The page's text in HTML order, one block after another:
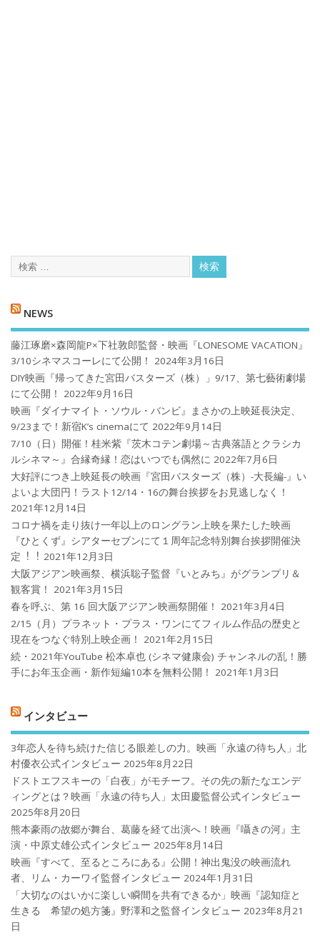
NEWS
藤江琢磨×森岡龍P×下社敦郎監督・映画『LONESOME VACATION』
3/10シネマスコーレにて公開！
2024年3月16日
DIY映画『帰ってきた宮田バスターズ（株）」9/17、第七藝術劇場
にて公開！
2022年9月16日
映画『ダイナマイト・ソウル・バンビ』まさかの上映延長決定、
9/23まで！新宿K’s cinemaにて 2022年9月14日
7/10（日）開催！桂米紫『茨木コテン劇場～古典落語とクラシカ
ルシネマ～』合縁奇縁！恋はいつでも偶然に 2022年7月6日
大好評につき上映延長の映画『宮田バスターズ（株）-大長編-』い
よいよ大団円！ラスト12/14・16の舞台挨拶をお見逃しなく！
2021年12月14日
コロナ禍を⾛り抜け⼀年以上のロングラン上映を果たした映画
『ひとくず』シアターセブンにて１周年記念特別舞台挨拶開催決
定︕︕ 2021年12月3日
大阪アジアン映画祭、横浜聡子監督『いとみち』がグランプリ＆
観客賞！
2021年3月15日
春を呼ぶ、第 16 回大阪アジアン映画祭開催！
2021年3月4日
2/15（月）プラネット・プラス・ワンにてフィルム作品の歴史と
現在をつなぐ特別上映企画！
2021年2月15日
続・2021年YouTube 松本卓也 (シネマ健康会) チャンネルの乱！勝
手にお年玉企画・新作短編10本を無料公開！
2021年1月3日
インタビュー
3年恋人を待ち続けた信じる眼差しの力。映画「永遠の待ち人」北
村優衣公式インタビュー 2025年8月22日
ドストエフスキーの「白夜」がモチーフ。その先の新たなエンデ
ィングとは？映画「永遠の待ち人」太田慶監督公式インタビュー
2025年8月20日
熊本豪雨の故郷が舞台、葛藤を経て出演へ！映画『囁きの河』主
演・中原丈雄公式インタビュー 2025年8月14日
映画『すべて、至るところにある』公開！神出鬼没の映画流れ
者、リム・カーワイ監督インタビュー 2024年1月31日
「大切なのはいかに楽しい瞬間を共有できるか」映画『認知症と
生きる 希望の処方箋』野澤和之監督インタビュー 2023年8月21
日